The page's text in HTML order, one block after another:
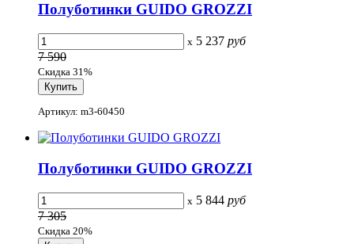
Полуботинки GUIDO GROZZI
x 5 237 руб
7 590
Скидка 31%
Артикул: m3-60450
Полуботинки GUIDO GROZZI
x 5 844 руб
7 305
Скидка 20%